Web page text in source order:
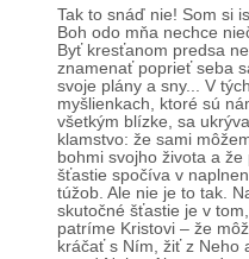
Tak to snáď nie! Som si
Boh odo mňa nechce
Byť kresťanom predsa
znamenať poprieť seba
svoje plány a sny... V
myšlienkach, ktoré sú
všetkým blízke, sa ukrýva
klamstvo: že sami
bohmi svojho života a že
šťastie spočíva v
túžob. Ale nie je to tak.
skutočné šťastie je v
patríme Kristovi – že
kráčať s Ním, žiť z Neho